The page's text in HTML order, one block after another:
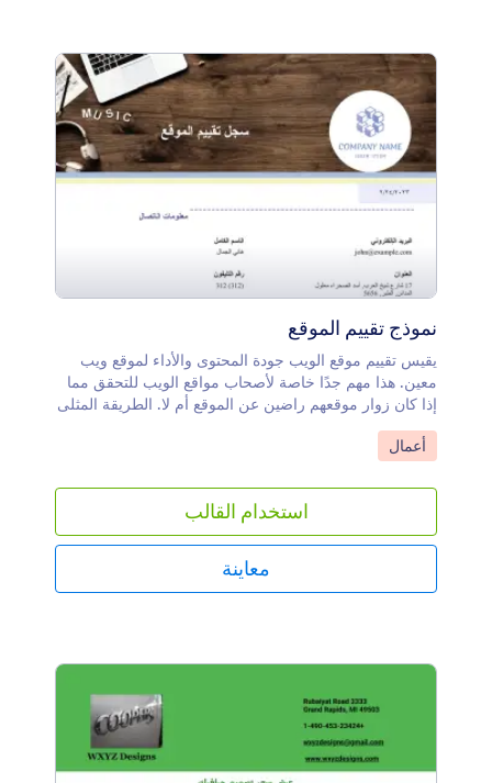
نموذج تقييم الموقع
يقيس تقييم موقع الويب جودة المحتوى والأداء لموقع ويب
معين. هذا مهم جدًا خاصة لأصحاب مواقع الويب للتحقق مما
إذا كان زوار موقعهم راضين عن الموقع أم لا. الطريقة المثلى
لتحسين موقع الويب الخاص بك هي جمع التعليقات من زوارك
ويمكن تحقيق ذلك من خلال مطالبتهم بالإجابة على بعض
إذا كنت تبحث عن نموذج تقييم يمكنك استخدامه كنقطة بداية،
أسئلة لتقييم موقع الويب تحتوي على اسم الشركة والتفاصيل
ومعلومات الاتصال بالزائر وأسئلة التقييم والتصنيف. هذا
نموذج لسجل تقييم موقع الويب يمكنك تعديله أو إضافته أو
انتقل إلى الفئة:
أعمال
استخدام القالب
معاينة